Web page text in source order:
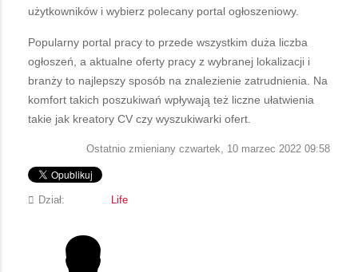
użytkowników i wybierz polecany portal ogłoszeniowy.
Popularny portal pracy to przede wszystkim duża liczba
ogłoszeń, a aktualne oferty pracy z wybranej lokalizacji i
branży to najlepszy sposób na znalezienie zatrudnienia. Na
komfort takich poszukiwań wpływają też liczne ułatwienia
takie jak kreatory CV czy wyszukiwarki ofert.
Ostatnio zmieniany czwartek, 10 marzec 2022 09:58
Dział: Life